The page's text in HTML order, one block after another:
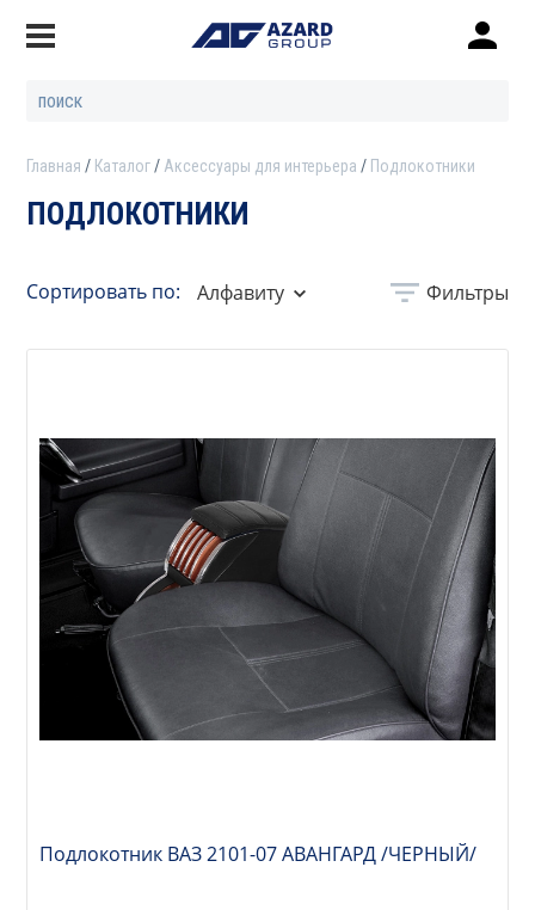
Главная Каталог Аксессуары для интерьера Подлокотники
ПОДЛОКОТНИКИ
Сортировать по: Алфавиту Фильтры
Подлокотник ВАЗ 2101-07 АВАНГАРД /ЧЕРНЫЙ/